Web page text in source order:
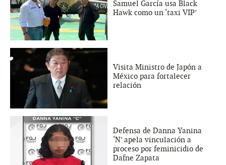
Samuel García usa Black
Hawk como un ‘taxi VIP’
Visita Ministro de Japón a
México para fortalecer
relación
Defensa de Danna Yanina
‘N’ apela vinculación a
proceso por feminicidio de
Dafne Zapata